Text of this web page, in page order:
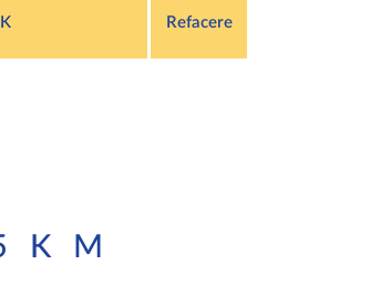
Refacere